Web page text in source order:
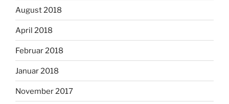
August 2018
April 2018
Februar 2018
Januar 2018
November 2017